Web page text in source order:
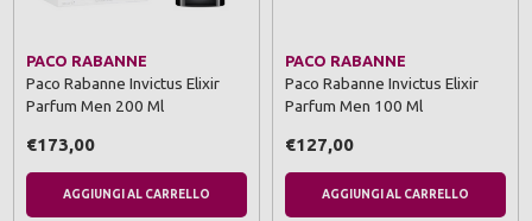
PACO RABANNE
Paco Rabanne Invictus Elixir
Parfum Men 200 Ml
€173,00
AGGIUNGI AL CARRELLO
PACO RABANNE
Paco Rabanne Invictus Elixir
Parfum Men 100 Ml
€127,00
AGGIUNGI AL CARRELLO